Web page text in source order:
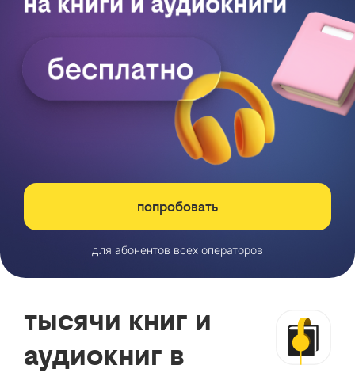
попробовать
для абонентов всех операторов
тысячи книг и
аудиокниг в